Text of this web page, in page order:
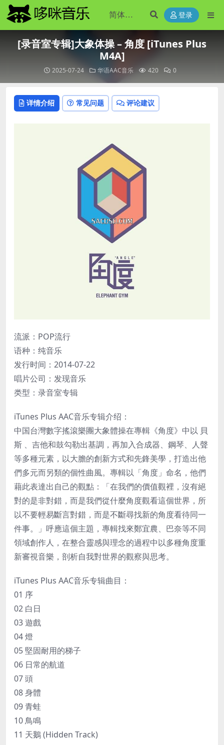
登录
[录音室专辑]大象体操 – 角度 [iTunes Plus
M4A]
2025-07-24 华语AAC音乐 420 0
详情介绍 常见问题 评论建议
流派：POP流行
语种：纯音乐
发行时间：2014-07-22
唱片公司：发现音乐
类型：录音室专辑
iTunes Plus AAC音乐专辑介绍：
中国台灣數字搖滾樂團大象體操在專輯《角度》中以 貝
斯 、吉他和鼓勾勒出基調，再加入合成器、鋼琴、人聲
等多種元素，以大膽的創新方式和先鋒美學，打造出他
們多元而另類的個性曲風。專輯以「角度」命名，他們
藉此表達出自己的觀點：「在我們的價值觀裡，沒有絕
對的是非對錯，而是我們從什麼角度觀看這個世界，所
以不要輕易斷言對錯，而是不斷尋找新的角度看待同一
件事。」呼應這個主題，專輯找來鄭宜農、巴奈等不同
領域創作人，在整合靈感與理念的過程中以多種角度重
新審視音樂，剖析自我對世界的觀察與思考。
iTunes Plus AAC音乐专辑曲目：
01 序
02 白日
03 遊戲
04 燈
05 堅固耐用的梯子
06 日常的航道
07 頭
08 身體
09 青蛙
10 鳥鳴
11 天鵝 (Hidden Track)